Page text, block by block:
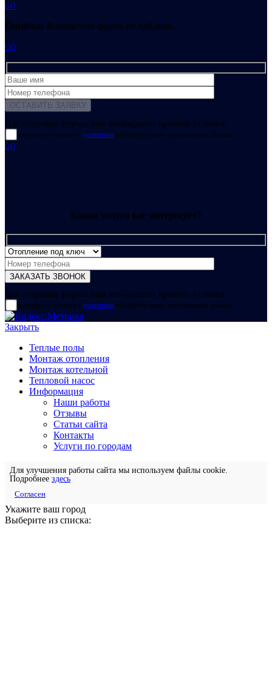
GO
Ошибка: Контактная форма не найдена.
GO
Для отправки формы вам необходимо принять условия:
прочитал и согласен с условиями обработки своих персональных данных
GO
Какая услуга вас интересует?
Для отправки формы вам необходимо принять условия:
прочитал и согласен с условиями обработки своих персональных данных
Закрыть
Теплые полы
Монтаж отопления
Монтаж котельной
Тепловой насос
Информация
Наши работы
Отзывы
Статьи сайта
Контакты
Услуги по городам
Для улучшения работы сайта мы используем файлы cookie.
Подробнее здесь
Согласен
Укажите ваш город
Выберите из списка: